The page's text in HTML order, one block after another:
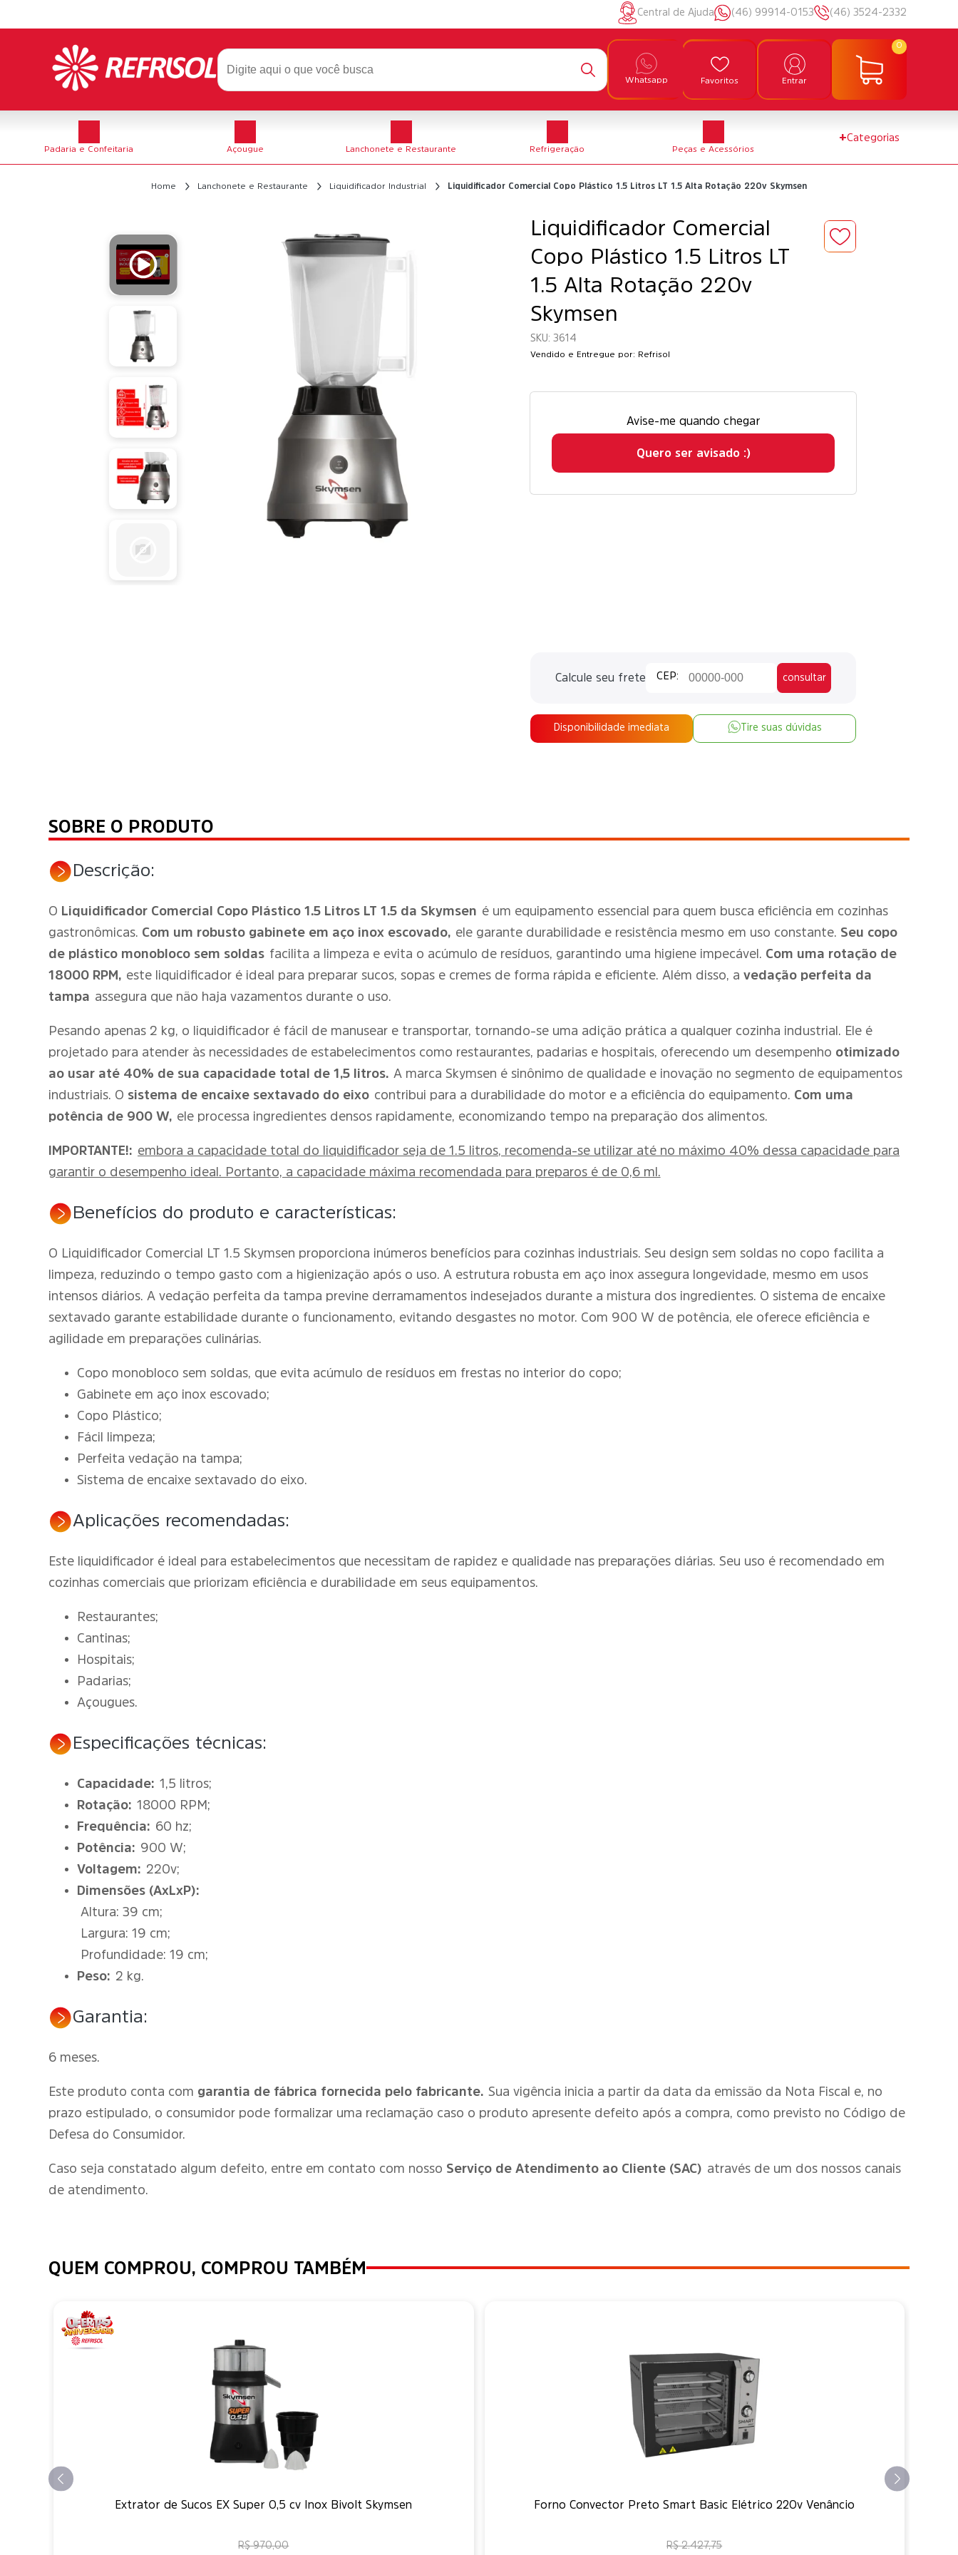
Central de Ajuda (46) 99914-0153 (46) 3524-2332
Whatsapp Favoritos Entrar
0
Padaria e Confeitaria Açougue Lanchonete e Restaurante Refrigeração Peças e Acessórios
+Categorias
Home Lanchonete e Restaurante Liquidificador Industrial Liquidificador Comercial Copo Plástico 1.5 Litros LT 1.5 Alta Rotação 220v Skymsen
Liquidificador Comercial
Copo Plástico 1.5 Litros LT
1.5 Alta Rotação 220v
Skymsen
3614
Vendido e Entregue por: Refrisol
Avise-me quando chegar
Quero ser avisado :)
Calcule seu frete consultar
Disponibilidade imediata Tire suas dúvidas
SOBRE O PRODUTO
Descrição:
O Liquidificador Comercial Copo Plástico 1.5 Litros LT 1.5 da Skymsen é um equipamento essencial para quem busca eficiência em cozinhas
gastronômicas. Com um robusto gabinete em aço inox escovado, ele garante durabilidade e resistência mesmo em uso constante. Seu copo
de plástico monobloco sem soldas facilita a limpeza e evita o acúmulo de resíduos, garantindo uma higiene impecável. Com uma rotação de
18000 RPM, este liquidificador é ideal para preparar sucos, sopas e cremes de forma rápida e eficiente. Além disso, avedação perfeita da
tampa assegura que não haja vazamentos durante o uso.
Pesando apenas 2 kg, o liquidificador é fácil de manusear e transportar, tornando-se uma adição prática a qualquer cozinha industrial. Ele é
projetado para atender às necessidades de estabelecimentos como restaurantes, padarias e hospitais, oferecendo um desempenho otimizado
ao usar até 40% de sua capacidade total de 1,5 litros. A marca Skymsen é sinônimo de qualidade e inovação no segmento de equipamentos
industriais. O sistema de encaixe sextavado do eixo contribui para a durabilidade do motor e a eficiência do equipamento. Com uma
potência de 900 W, ele processa ingredientes densos rapidamente, economizando tempo na preparação dos alimentos.
IMPORTANTE!: embora a capacidade total do liquidificador seja de 1.5 litros, recomenda-se utilizar até no máximo 40% dessa capacidade para
garantir o desempenho ideal. Portanto, a capacidade máxima recomendada para preparos é de 0,6 ml.
Benefícios do produto e características:
O Liquidificador Comercial LT 1.5 Skymsen proporciona inúmeros benefícios para cozinhas industriais. Seu design sem soldas no copo facilita a
limpeza, reduzindo o tempo gasto com a higienização após o uso. A estrutura robusta em aço inox assegura longevidade, mesmo em usos
intensos diários. A vedação perfeita da tampa previne derramamentos indesejados durante a mistura dos ingredientes. O sistema de encaixe
sextavado garante estabilidade durante o funcionamento, evitando desgastes no motor. Com 900 W de potência, ele oferece eficiência e
agilidade em preparações culinárias.
Copo monobloco sem soldas, que evita acúmulo de resíduos em frestas no interior do copo;
Gabinete em aço inox escovado;
Copo Plástico;
Fácil limpeza;
Perfeita vedação na tampa;
Sistema de encaixe sextavado do eixo.
Aplicações recomendadas:
Este liquidificador é ideal para estabelecimentos que necessitam de rapidez e qualidade nas preparações diárias. Seu uso é recomendado em
cozinhas comerciais que priorizam eficiência e durabilidade em seus equipamentos.
Restaurantes;
Cantinas;
Hospitais;
Padarias;
Açougues.
Especificações técnicas:
Capacidade: 1,5 litros;
Rotação: 18000 RPM;
Frequência: 60 hz;
Potência: 900 W;
Voltagem: 220v;
Dimensões (AxLxP):
Altura: 39 cm;
Largura: 19 cm;
Profundidade: 19 cm;
Peso: 2 kg.
Garantia:
6 meses.
Este produto conta com garantia de fábrica fornecida pelo fabricante. Sua vigência inicia a partir da data da emissão da Nota Fiscal e, no
prazo estipulado, o consumidor pode formalizar uma reclamação caso o produto apresente defeito após a compra, como previsto no Código de
Defesa do Consumidor.
Caso seja constatado algum defeito, entre em contato com nosso Serviço de Atendimento ao Cliente (SAC) através de um dos nossos canais
de atendimento.
QUEM COMPROU, COMPROU TAMBÉM
Extrator de Sucos EX Super 0,5 cv Inox Bivolt Skymsen
R$ 970,00
Forno Convector Preto Smart Basic Elétrico 220v Venâncio
R$ 2.427,75